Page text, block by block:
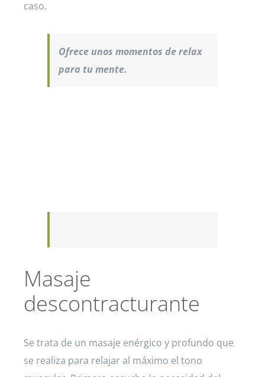
caso.
Ofrece unos momentos de relax
para tu mente.
Masaje
descontracturante
Se trata de un masaje enérgico y profundo que
se realiza para relajar al máximo el tono